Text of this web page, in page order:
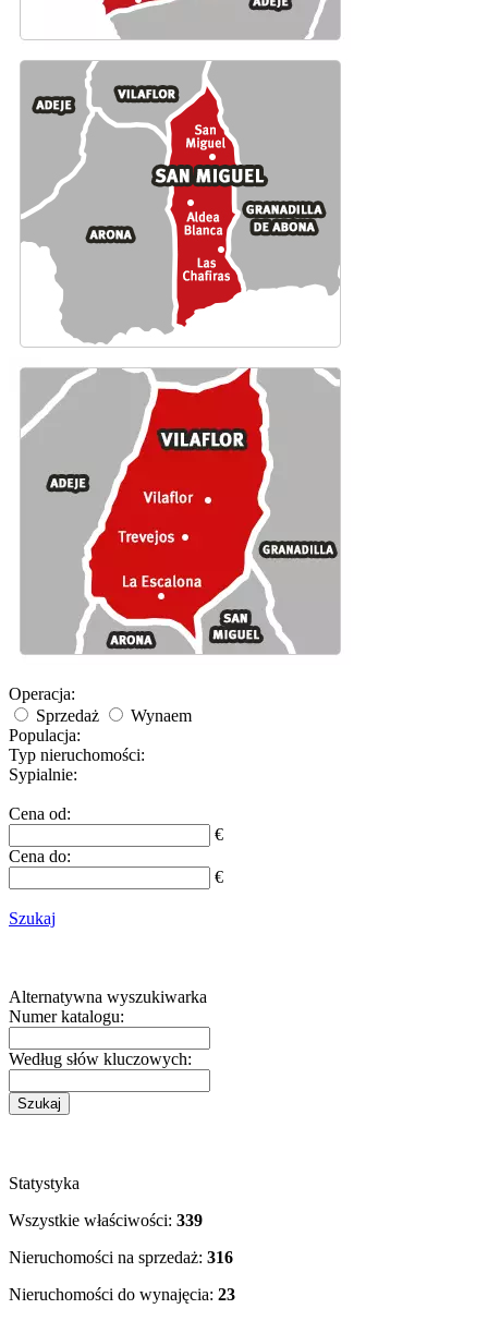
Operacja:
Sprzedaż
Wynaem
Populacja:
Typ nieruchomości:
Sypialnie:
Cena od:
€
Cena do:
€
Szukaj
Alternatywna wyszukiwarka
Numer katalogu:
Według słów kluczowych:
Statystyka
Wszystkie właściwości: 339
Nieruchomości na sprzedaż: 316
Nieruchomości do wynajęcia: 23